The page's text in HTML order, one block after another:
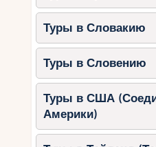
Туры в Словакию
Туры в Словению
Туры в США
Америки)